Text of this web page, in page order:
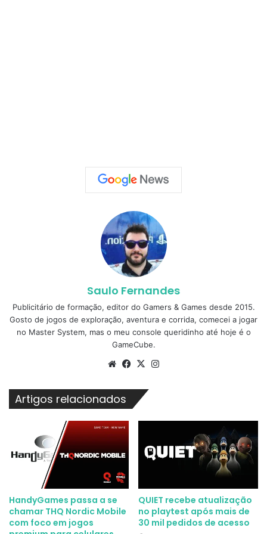
Saulo Fernandes
Publicitário de formação, editor do Gamers & Games desde 2015.
Gosto de jogos de exploração, aventura e corrida, comecei a jogar
no Master System, mas o meu console queridinho até hoje é o
GameCube.
WebsiteFacebook
X
Artigos relacionados
HandyGames passa a se
chamar THQ Nordic Mobile
com foco em jogos
QUIET recebe atualização
no playtest após mais de
30 mil pedidos de acesso